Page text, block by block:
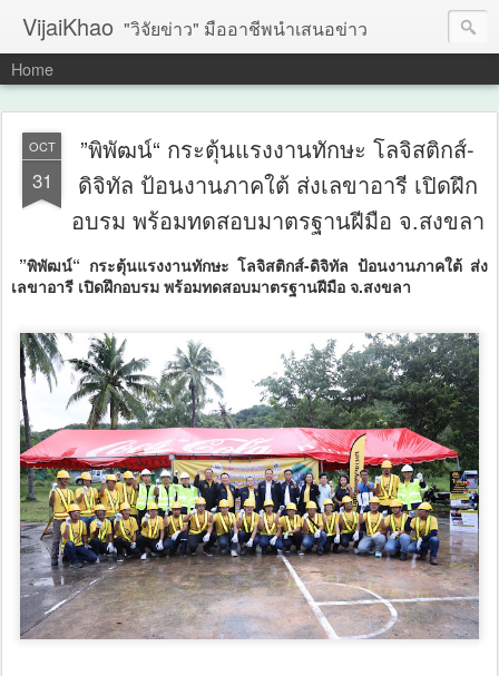
VijaiKhao "วิจัยข่าว" มืออาชีพนำเสนอข่าว
Home
OCT
31
”พิพัฒน์“ กระตุ้นแรงงานทักษะ โลจิสติกส์-
ดิจิทัล ป้อนงานภาคใต้ ส่งเลขาอารี เปิดฝึก
อบรม พร้อมทดสอบมาตรฐานฝีมือ จ.สงขลา
”พิพัฒน์“ กระตุ้นแรงงานทักษะ โลจิสติกส์-ดิจิทัล ป้อนงานภาคใต้ ส่ง
เลขาอารี เปิดฝึกอบรม พร้อมทดสอบมาตรฐานฝีมือ จ.สงขลา